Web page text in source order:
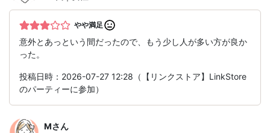
やや満足
意外とあっという間だったので、もう少し人が多い方が良か
った。
投稿日時：2026-07-27 12:28（【リンクストア】LinkStore
のパーティーに参加）
Mさん